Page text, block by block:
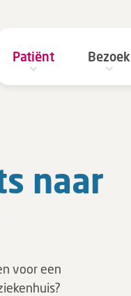
Patiënt Bezoek
naar
voor een